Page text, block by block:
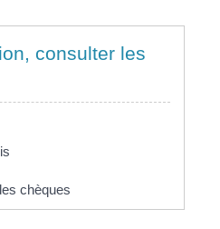
consulter les
chèques